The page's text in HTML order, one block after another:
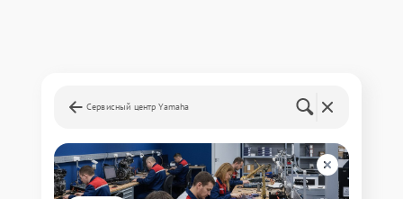
Сервисный центр Yamaha